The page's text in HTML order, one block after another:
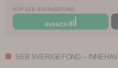
KÖP SEB SVERIGEFOND
SEB SVERIGEFOND – INNEHAV